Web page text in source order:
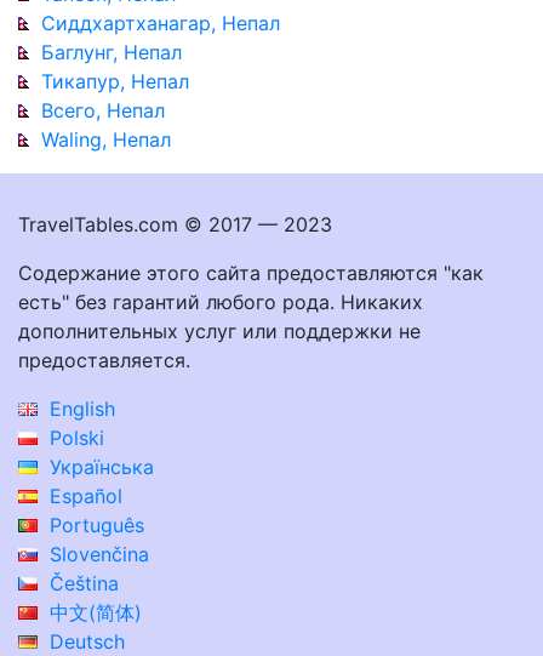
Сиддхартханагар, Непал
Баглунг, Непал
Тикапур, Непал
Всего, Непал
Waling, Непал
TravelTables.com © 2017 — 2023
Содержание этого сайта предоставляются "как
есть" без гарантий любого рода. Никаких
дополнительных услуг или поддержки не
предоставляется.
English
Polski
Українська
Español
Português
Slovenčina
Čeština
中文(简体)
Deutsch